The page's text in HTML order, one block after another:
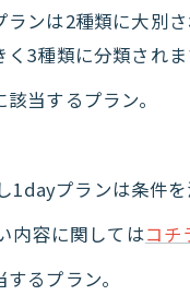
ンは2種類に大別
3種類に分類されま
当するプラン。
1dayプランは条件
内容に関してはコチ
るプラン。